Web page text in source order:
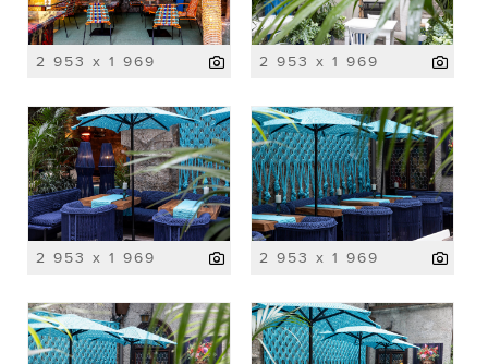
2 953 x 1 969 2 953 x 1 969
2 953 x 1 969 2 953 x 1 969